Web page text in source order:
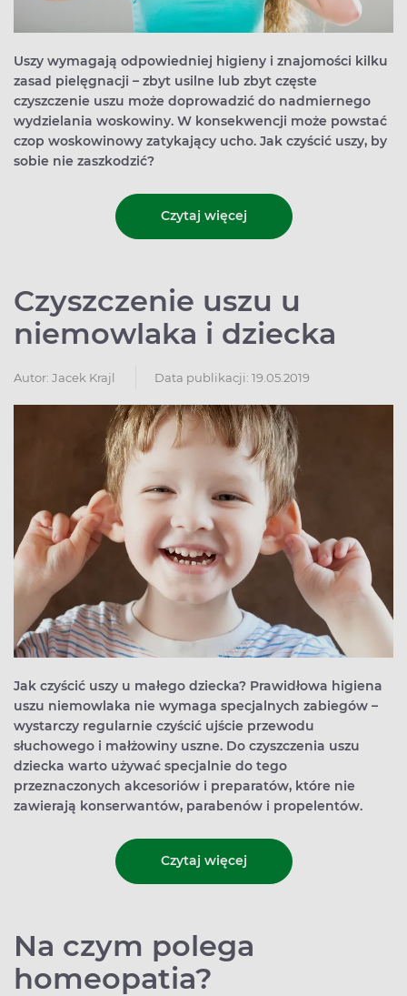
Uszy wymagają odpowiedniej higieny i znajomości kilku
zasad pielęgnacji – zbyt usilne lub zbyt częste
czyszczenie uszu może doprowadzić do nadmiernego
wydzielania woskowiny. W konsekwencji może powstać
czop woskowinowy zatykający ucho. Jak czyścić uszy, by
sobie nie zaszkodzić?
Czytaj więcej
Czyszczenie uszu u
niemowlaka i dziecka
Autor: Jacek Krajl Data publikacji: 19.05.2019
Jak czyścić uszy u małego dziecka? Prawidłowa higiena
uszu niemowlaka nie wymaga specjalnych zabiegów –
wystarczy regularnie czyścić ujście przewodu
słuchowego i małżowiny uszne. Do czyszczenia uszu
dziecka warto używać specjalnie do tego
przeznaczonych akcesoriów i preparatów, które nie
zawierają konserwantów, parabenów i propelentów.
Czytaj więcej
Na czym polega
homeopatia?